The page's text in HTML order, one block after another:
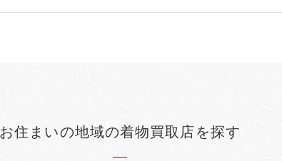
お住まいの地域の着物買取店を探す